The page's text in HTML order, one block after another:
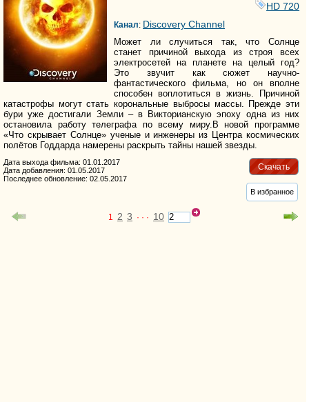
HD 720
Канал: Discovery Channel
Может ли случиться так, что Солнце
станет причиной выхода из строя всех
электросетей на планете на целый год?
Это звучит как сюжет научно-
фантастического фильма, но он вполне
способен воплотиться в жизнь. Причиной
катастрофы могут стать корональные выбросы массы. Прежде эти
бури уже достигали Земли – в Викторианскую эпоху одна из них
остановила работу телеграфа по всему миру.В новой программе
«Что скрывает Солнце» ученые и инженеры из Центра космических
полётов Годдарда намерены раскрыть тайны нашей звезды.
Скачать
Дата выхода фильма: 01.01.2017
Дата добавления: 01.05.2017
Последнее обновление: 02.05.2017
В избранное
1 2 3 · · · 10